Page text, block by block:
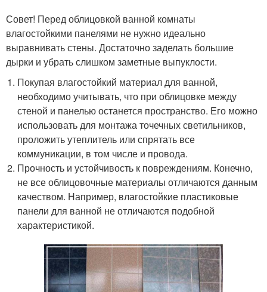
Совет! Перед облицовкой ванной комнаты
влагостойкими панелями не нужно идеально
выравнивать стены. Достаточно заделать большие
дырки и убрать слишком заметные выпуклости.
Покупая влагостойкий материал для ванной,
необходимо учитывать, что при облицовке между
стеной и панелью останется пространство. Его можно
использовать для монтажа точечных светильников,
проложить утеплитель или спрятать все
коммуникации, в том числе и провода.
Прочность и устойчивость к повреждениям. Конечно,
не все облицовочные материалы отличаются данным
качеством. Например, влагостойкие пластиковые
панели для ванной не отличаются подобной
характеристикой.